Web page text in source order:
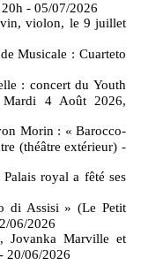
- 05/07/2026
violon, le 9 juillet
Musicale : Cuarteto
: concert du Youth
Mardi 4 Août 2026,
Morin : « Barocco-
(théâtre extérieur) -
royal a fêté ses
di Assisi » (Le Petit
06/2026
Jovanka Marville et
- 20/06/2026